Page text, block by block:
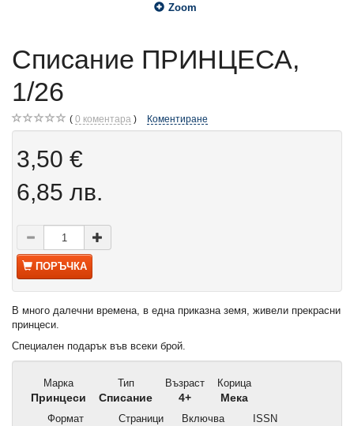
Zoom
Списание ПРИНЦЕСА,
1/26
0 коментара Коментиране
3,50 €
6,85 лв.
ПОРЪЧКА
В много далечни времена, в една приказна земя, живели прекрасни
принцеси.
Специален подарък във всеки брой.
Марка
Принцеси
Тип
Списание
Възраст
4+
Корица
Мека
Формат
Страници
Включва
ISSN